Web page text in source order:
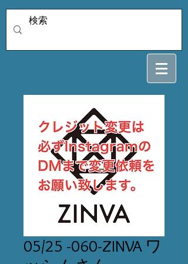
05/25 -060-ZINVA ワ